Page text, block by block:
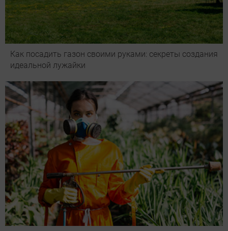
Как посадить газон своими руками: секреты создания
идеальной лужайки